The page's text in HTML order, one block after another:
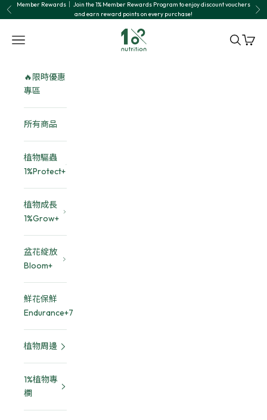
Skip to content
Previous
Member Rewards｜ Join the 1% Member Rewards Program to enjoy discount vouchers
and earn reward points on every purchase!
1% nutrition植物關鍵
Navigation menu Search
Cart
🔥限時優惠
專區
所有商品
植物驅蟲
1%Protect+
植物成長
1%Grow+
盆花綻放
Bloom+
鮮花保鮮
Endurance+7
植物周邊
1%植物專
欄